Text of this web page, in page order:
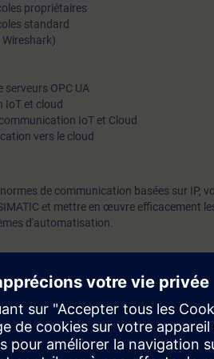
propriétaires
standard
OPC UA
et cloud
IoT et Cloud
vers le cloud
de communication basées sur IP,
et mettre en œuvre efficacement
d'automatisation.
des réseaux